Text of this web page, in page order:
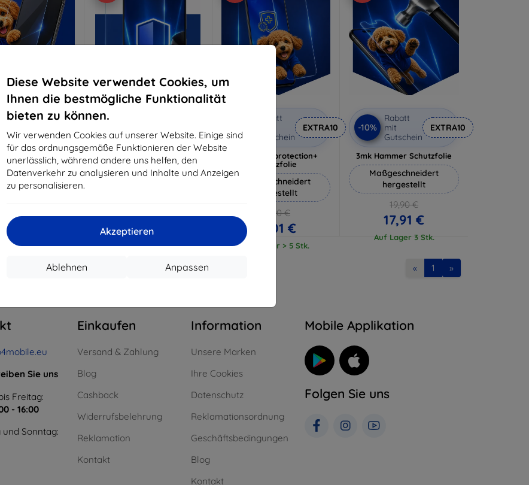
Diese Website verwendet Cookies, um
Ihnen die bestmögliche Funktionalität
bieten zu können.
Wir verwenden Cookies auf unserer Website. Einige sind
für das ordnungsgemäße Funktionieren der Website
unerlässlich, während andere uns helfen, den
Datenverkehr zu analysieren und Inhalte und Anzeigen
zu personalisieren.
Akzeptieren
Anpassen
Ablehnen
Rabatt
Gutschein
Shock Schutzglas
hergestellt
15,21 €
Lager > 5 Stk.
Gutschein
3mk Pure Matt Schutzglas
Maßgeschneidert
11,61 €
Auf Lager > 5 Stk.
Rabatt
Gutschein
EXTRA10
3mk Silverprotection+
Schutzfolie
Maßgeschneidert
hergestellt
18,90 €
17,01 €
Auf Lager > 5 Stk.
-10%
Rabatt
mit
Gutschein
EXTRA10
3mk Hammer Schutzfolie
Maßgeschneidert
hergestellt
19,90 €
17,91 €
Auf Lager 3 Stk.
« 1 »
Sie uns
Freitag:
- 16:00
und Sonntag:
Einkaufen
Versand & Zahlung
Blog
Cashback
Widerrufsbelehrung
Reklamation
Kontakt
Information
Unsere Marken
Ihre Cookies
Datenschutz
Reklamationsordnung
Geschäftsbedingungen
Blog
Kontakt
Mobile Applikation
Folgen Sie uns